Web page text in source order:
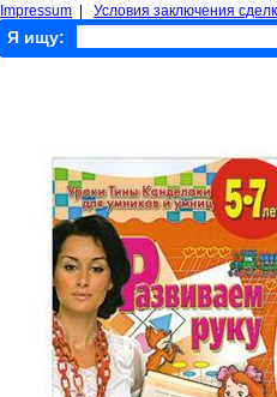
Impressum Условия заключения
Я ищу: